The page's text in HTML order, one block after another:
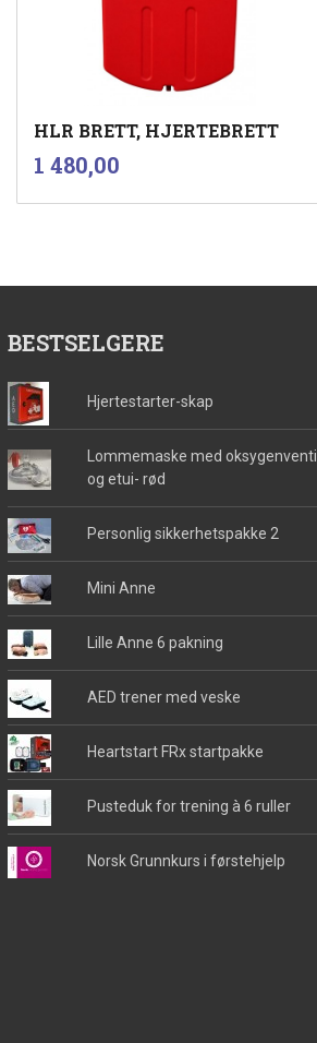
HLR BRETT, HJERTEBRETT
Pris
1 480,00mva.
BESTSELGERE
Hjertestarter-skap
Lommemaske med oksygenventil
og etui- rød
Personlig sikkerhetspakke 2
Mini Anne
Lille Anne 6 pakning
AED trener med veske
Heartstart FRx startpakke
Pusteduk for trening à 6 ruller
Norsk Grunnkurs i førstehjelp